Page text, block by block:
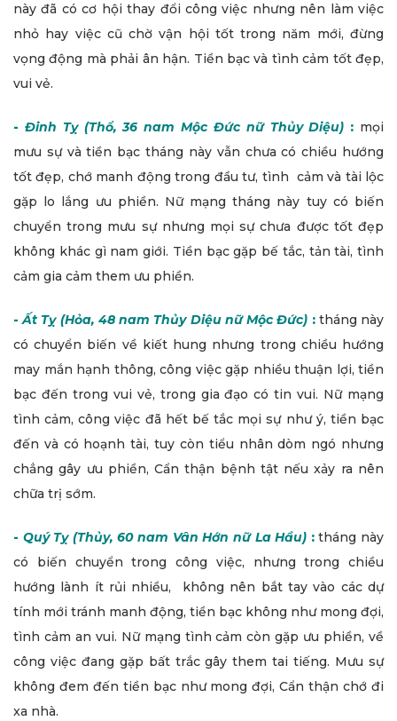
này đã có cơ hội thay đổi công việc nhưng nên làm việc
nhỏ hay việc cũ chờ vận hội tốt trong năm mới, đừng
vọng động mà phải ân hận. Tiền bạc và tình cảm tốt đẹp,
vui vẻ.
- Đinh Tỵ (Thổ, 36 nam Mộc Đức nữ Thủy Diệu) : mọi
mưu sự và tiền bạc tháng này vẫn chưa có chiều hướng
tốt đẹp, chớ manh động trong đầu tư, tình cảm và tài lộc
gặp lo lắng ưu phiền. Nữ mạng tháng này tuy có biến
chuyển trong mưu sự nhưng mọi sự chưa được tốt đẹp
không khác gì nam giới. Tiền bạc gặp bế tắc, tản tài, tình
cảm gia cảm them ưu phiền.
-Ất Tỵ (Hỏa, 48 nam Thủy Diệu nữ Mộc Đức) :tháng này
có chuyển biến về kiết hung nhưng trong chiều hướng
may mắn hạnh thông, công việc gặp nhiều thuận lợi, tiền
bạc đến trong vui vẻ, trong gia đạo có tin vui. Nữ mạng
tình cảm, công việc đã hết bế tắc mọi sự như ý, tiền bạc
đến và có hoạnh tài, tuy còn tiểu nhân dòm ngó nhưng
chẳng gây ưu phiền, Cẩn thận bệnh tật nếu xảy ra nên
chữa trị sớm.
- Quý Tỵ (Thủy, 60 nam Vân Hớn nữ La Hầu) :tháng này
có biến chuyển trong công việc, nhưng trong chiều
hướng lành ít rủi nhiều, không nên bắt tay vào các dự
tính mới tránh manh động, tiền bạc không như mong đợi,
tình cảm an vui. Nữ mạng tình cảm còn gặp ưu phiền, về
công việc đang gặp bất trắc gây them tai tiếng. Mưu sự
không đem đến tiền bạc như mong đợi, Cẩn thận chớ đi
xa nhà.